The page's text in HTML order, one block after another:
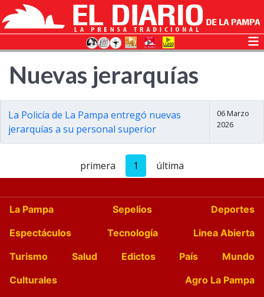
Nuevas jerarquías
La Policía de La Pampa entregó nuevas
jerarquías a su personal superior
06 Marzo
2026
primera 1 última
La Pampa Sepelios
Deportes
Espectáculos
Tecnología
Linea Abierta
Turismo
Salud Edictos País
Mundo
Culturales
Agro La Pampa